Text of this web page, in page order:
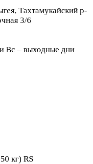
Тахтамукайский р-
3/6
Вс – выходные дни
кг) RS